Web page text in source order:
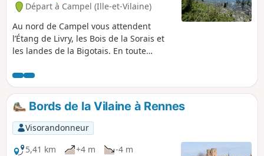
Départ à Campel (Ille-et-Vilaine)
Au nord de Campel vous attendent
l’Étang de Livry, les Bois de la Sorais et
les landes de la Bigotais. En toute
qui se croisent et se décroisent, admirez
les paysages qui se dévoilent à la sortie
du bois.Bords de la Vilaine à Rennes
Visorandonneur
5,41 km
+4 m
-4 m